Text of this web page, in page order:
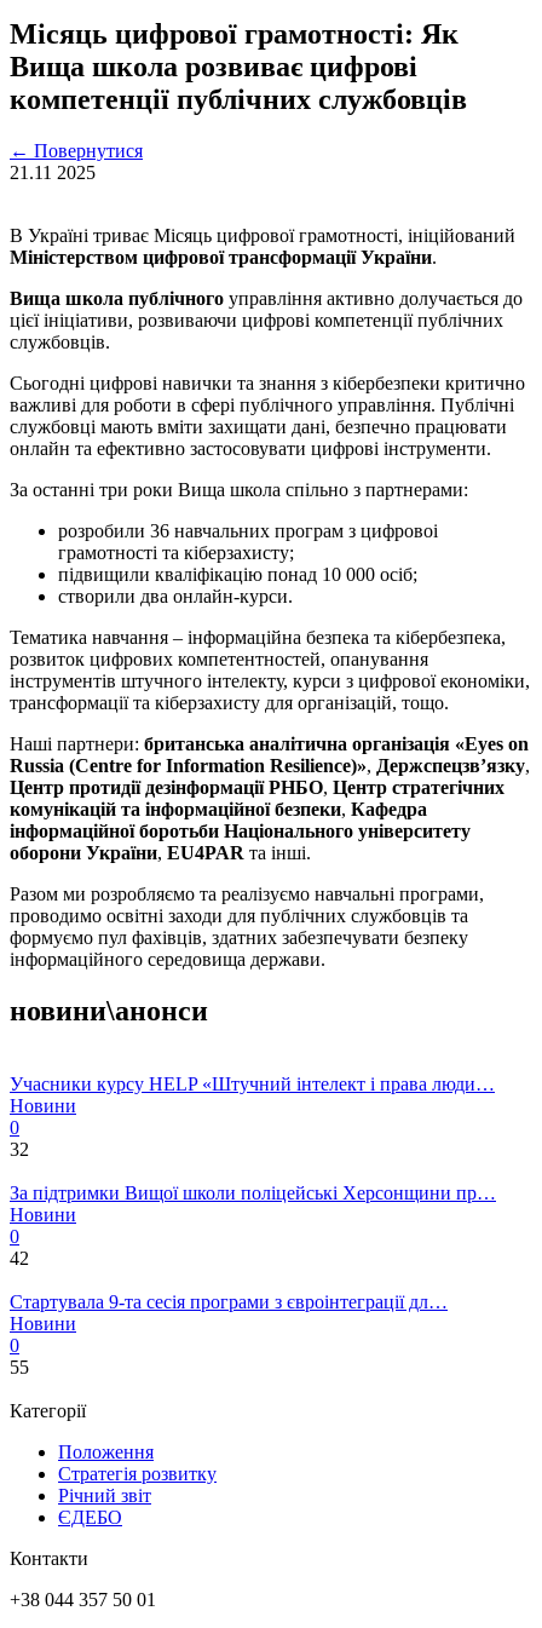
Місяць цифрової грамотності: Як
Вища школа розвиває цифрові
компетенції публічних службовців
← Повернутися
21.11 2025
В Україні триває Місяць цифрової грамотності, ініційований
Міністерством цифрової трансформації України.
Вища школа публічного управління активно долучається до
цієї ініціативи, розвиваючи цифрові компетенції публічних
службовців.
Сьогодні цифрові навички та знання з кібербезпеки критично
важливі для роботи в сфері публічного управління. Публічні
службовці мають вміти захищати дані, безпечно працювати
онлайн та ефективно застосовувати цифрові інструменти.
За останні три роки Вища школа спільно з партнерами:
розробили 36 навчальних програм з цифровоі
грамотності та кіберзахисту;
підвищили кваліфікацію понад 10 000 осіб;
створили два онлайн-курси.
Тематика навчання – інформаційна безпека та кібербезпека,
розвиток цифрових компетентностей, опанування
інструментів штучного інтелекту, курси з цифрової економіки,
трансформації та кіберзахисту для організацій, тощо.
Наші партнери: британська аналітична організація «Eyes on
Russia (Centre for Information Resilience)», Держспецзв’язку,
Центр протидії дезінформації РНБО, Центр стратегічних
комунікацій та інформаційної безпеки, Кафедра
інформаційної боротьби Національного університету
оборони України, EU4PAR та інші.
Разом ми розробляємо та реалізуємо навчальні програми,
проводимо освітні заходи для публічних службовців та
формуємо пул фахівців, здатних забезпечувати безпеку
інформаційного середовища держави.
новини\анонси
Учасники курсу HELP «Штучний інтелект і права люди…
Новини
0
32
За підтримки Вищої школи поліцейські Херсонщини пр…
Новини
0
42
Стартувала 9-та сесія програми з євроінтеграції дл…
Новини
0
55
Категорії
Положення
Стратегія розвитку
Річний звіт
ЄДЕБО
Контакти
+38 044 357 50 01